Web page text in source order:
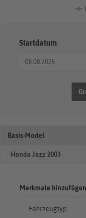
Startdatum
Basis-Model
Honda Jazz 2003
Merkmale hinzufügen
Fahrzeugtyp